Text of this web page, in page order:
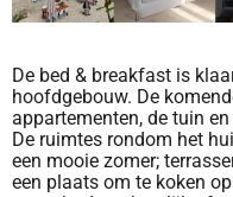
De bed & breakfast is
hoofdgebouw. De
appartementen, de tuin
De ruimtes rondom het
een mooie zomer;
een plaats om te koken